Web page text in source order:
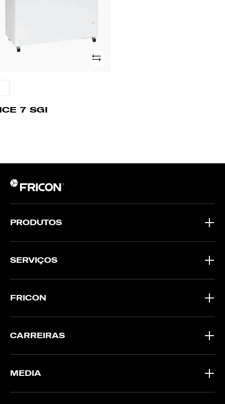
Adicionar
7 SGI
PRODUTOS
SERVIÇOS
FRICON
CARREIRAS
MEDIA